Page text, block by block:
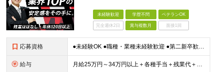
未経験歓迎 学歴不問 ベテランOK
完全週休2日 賞与複数月 面接1回
応募資格 ●未経験OK ●職種・業種未経験歓迎 ●第二新卒歓迎 ●学歴不問 ＜こんな方におすすめ！＞ ◎ホテル・アパレル・携帯販売など接客経験を活かしたい ◎「今の会社、この先が見えない」と感じている ◎上場
給与 月給25万円～34万円以上＋各種手当＋残業代＋賞与年2回（昨年度2～4ヶ月分） 初年度想定年収：350万円～ ＜クラス・経験別の月給目安＞ ■メンバークラス：月給25万円以上 ■店長やSVなどのマネ